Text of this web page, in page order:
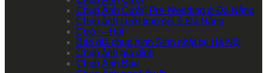
Chụp Ảnh Cưới| Pre-Wedding ở Đà Nẵng
Chụp ảnh cưới trọn gói ở Đà Nẵng
Cưới – Hỏi
Báo giá chụp hình Sinh nhật tại Hà Nội
Chụp ảnh gia đình
Chụp Ảnh Bầu